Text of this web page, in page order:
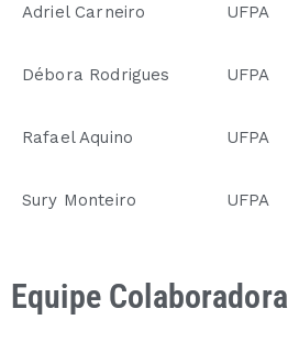
Adriel Carneiro UFPA
Débora Rodrigues UFPA
Rafael Aquino UFPA
Sury Monteiro UFPA
Equipe Colaboradora